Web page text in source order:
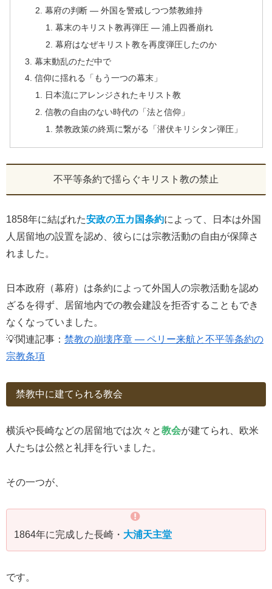
幕府の判断 ― 外国を警戒しつつ禁教維持
幕末のキリスト教再弾圧 ― 浦上四番崩れ
幕府はなぜキリスト教を再度弾圧したのか
幕末動乱のただ中で
信仰に揺れる「もう一つの幕末」
日本流にアレンジされたキリスト教
信教の自由のない時代の「法と信仰」
禁教政策の終焉に繋がる「潜伏キリシタン弾圧」
不平等条約で揺らぐキリスト教の禁止
1858年に結ばれた安政の五カ国条約によって、日本は外国
人居留地の設置を認め、彼らには宗教活動の自由が保障さ
れました。
日本政府（幕府）は条約によって外国人の宗教活動を認め
ざるを得ず、居留地内での教会建設を拒否することもでき
なくなっていました。
💡関連記事： 禁教の崩壊序章 ― ペリー来航と不平等条約の
宗教条項
禁教中に建てられる教会
横浜や長崎などの居留地では次々と教会が建てられ、欧米
人たちは公然と礼拝を行いました。
その一つが、
1864年に完成した長崎・ 大浦天主堂
です。